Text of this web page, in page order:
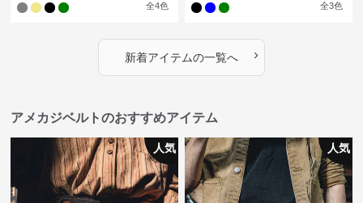
全4色 全3色
新着アイテムの一覧へ ›
アメカジベルトのおすすめアイテム
人気 人気